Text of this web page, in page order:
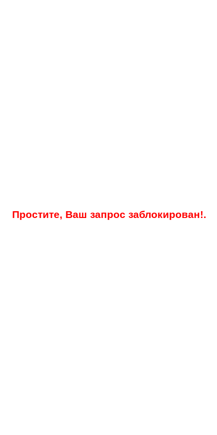
Простите, Ваш запрос заблокирован!.